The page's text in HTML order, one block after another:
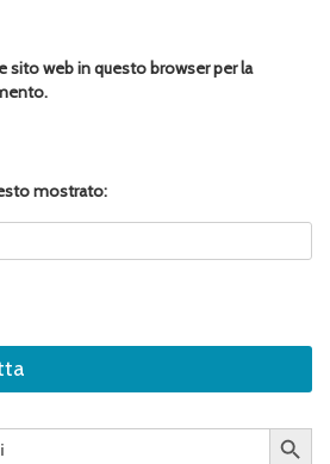
sito web in questo browser per la
mostrato:
Search Button